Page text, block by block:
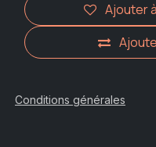
Ajouter
Conditions générales